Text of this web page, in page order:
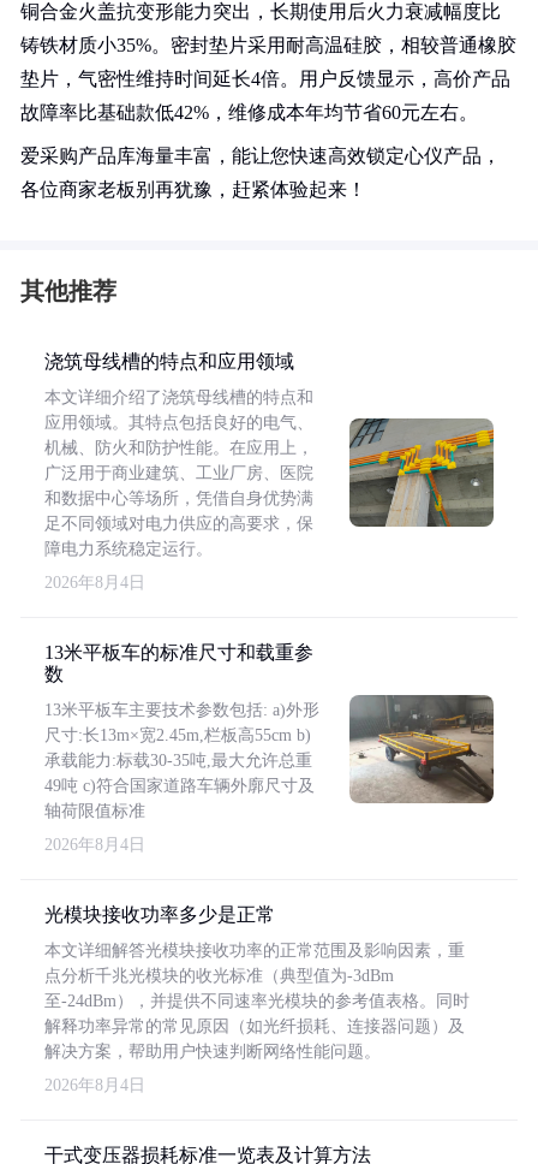
铜合金火盖抗变形能力突出，长期使用后火力衰减幅度比
铸铁材质小35%。密封垫片采用耐高温硅胶，相较普通橡胶
垫片，气密性维持时间延长4倍。用户反馈显示，高价产品
故障率比基础款低42%，维修成本年均节省60元左右。
爱采购产品库海量丰富，能让您快速高效锁定心仪产品，
各位商家老板别再犹豫，赶紧体验起来！
其他推荐
浇筑母线槽的特点和应用领域
本文详细介绍了浇筑母线槽的特点和
应用领域。其特点包括良好的电气、
机械、防火和防护性能。在应用上，
广泛用于商业建筑、工业厂房、医院
和数据中心等场所，凭借自身优势满
足不同领域对电力供应的高要求，保
障电力系统稳定运行。
2026年8月4日
13米平板车的标准尺寸和载重参
数
13米平板车主要技术参数包括: a)外形
尺寸:长13m×宽2.45m,栏板高55cm b)
承载能力:标载30-35吨,最大允许总重
49吨 c)符合国家道路车辆外廓尺寸及
轴荷限值标准
2026年8月4日
光模块接收功率多少是正常
本文详细解答光模块接收功率的正常范围及影响因素，重
点分析千兆光模块的收光标准（典型值为-3dBm
至-24dBm），并提供不同速率光模块的参考值表格。同时
解释功率异常的常见原因（如光纤损耗、连接器问题）及
解决方案，帮助用户快速判断网络性能问题。
2026年8月4日
干式变压器损耗标准一览表及计算方法